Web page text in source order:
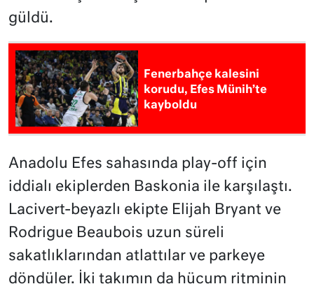
güldü.
Fenerbahçe kalesini
korudu, Efes Münih’te
kayboldu
Anadolu Efes sahasında play-off için
iddialı ekiplerden Baskonia ile karşılaştı.
Lacivert-beyazlı ekipte Elijah Bryant ve
Rodrigue Beaubois uzun süreli
sakatlıklarından atlattılar ve parkeye
döndüler. İki takımın da hücum ritminin